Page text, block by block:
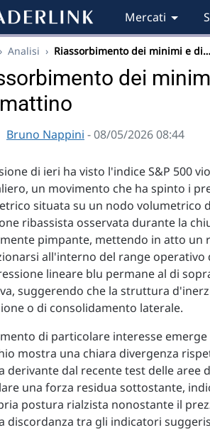
Mercati
› Analisi › Riassorbimento dei minimi e di…
dei
Bruno Nappini - 08/05/2026 08:44
di ieri ha visto l'indice S&P 500
un movimento che ha spinto i
situata su un nodo volumetrico
ribassista osservata durante la
pimpante, mettendo in atto un
all'interno del range
lineare blu permane al di
suggerendo che la struttura
o di consolidamento laterale.
di particolare interesse
mostra una chiara divergenza
derivante dal recente test delle
una forza residua sottostante,
postura rialzista nonostante il
discordanza tra gli indicatori